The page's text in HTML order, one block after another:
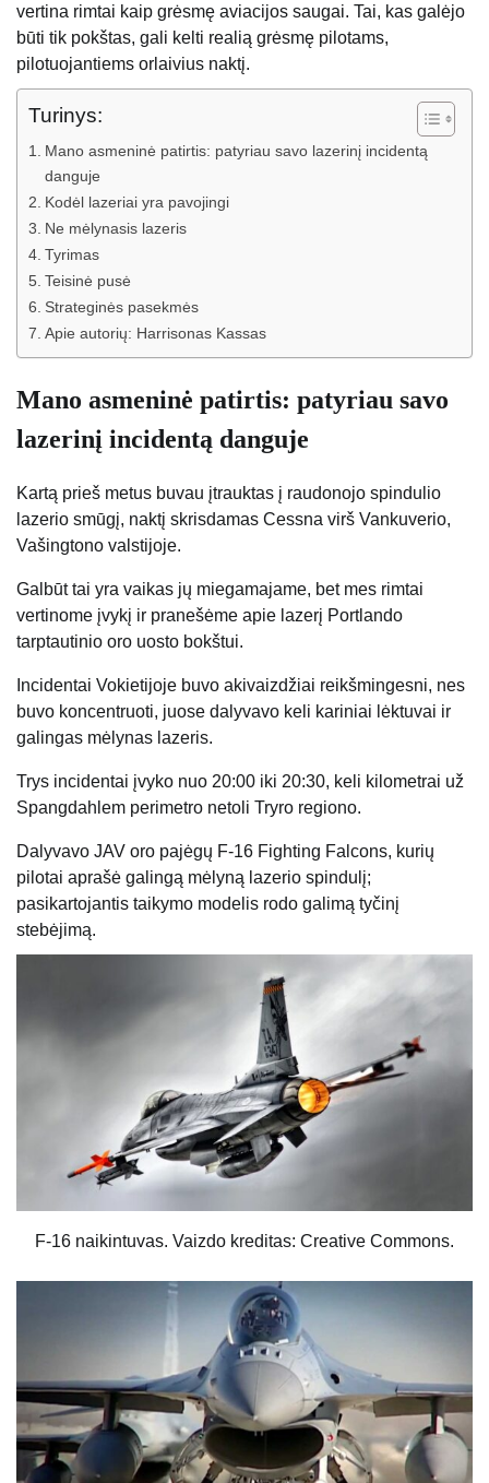
vertina rimtai kaip grėsmę aviacijos saugai. Tai, kas galėjo
būti tik pokštas, gali kelti realią grėsmę pilotams,
pilotuojantiems orlaivius naktį.
Turinys:
Mano asmeninė patirtis: patyriau savo lazerinį incidentą
danguje
Kodėl lazeriai yra pavojingi
Ne mėlynasis lazeris
Tyrimas
Teisinė pusė
Strateginės pasekmės
Apie autorių: Harrisonas Kassas
Mano asmeninė patirtis: patyriau savo
lazerinį incidentą danguje
Kartą prieš metus buvau įtrauktas į raudonojo spindulio
lazerio smūgį, naktį skrisdamas Cessna virš Vankuverio,
Vašingtono valstijoje.
Galbūt tai yra vaikas jų miegamajame, bet mes rimtai
vertinome įvykį ir pranešėme apie lazerį Portlando
tarptautinio oro uosto bokštui.
Incidentai Vokietijoje buvo akivaizdžiai reikšmingesni, nes
buvo koncentruoti, juose dalyvavo keli kariniai lėktuvai ir
galingas mėlynas lazeris.
Trys incidentai įvyko nuo 20:00 iki 20:30, keli kilometrai už
Spangdahlem perimetro netoli Tryro regiono.
Dalyvavo JAV oro pajėgų F-16 Fighting Falcons, kurių
pilotai aprašė galingą mėlyną lazerio spindulį;
pasikartojantis taikymo modelis rodo galimą tyčinį
stebėjimą.
F-16 naikintuvas. Vaizdo kreditas: Creative Commons.